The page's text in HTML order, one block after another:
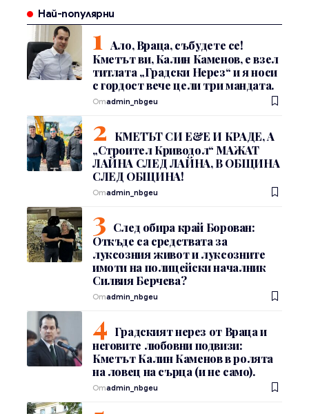
Най-популярни
Ало, Враца, събудете се!
Кметът ви, Калин Каменов, е взел
титлата „Градски Нерез“ и я носи
с гордост вече цели три мандата.
Отadmin_nbgeu
КМЕТЪТ СИ Е&Е И КРАДЕ, А
„Строител Криводол“ МАЖАТ
ЛАЙНА СЛЕД ЛАЙНА, В ОБЩИНА
СЛЕД ОБЩИНА!
Отadmin_nbgeu
След обира край Борован:
Откъде са средствата за
луксозния живот и луксозните
имоти на полицейски началник
Силвия Берчева?
Отadmin_nbgeu
Градският нерез от Враца и
неговите любовни подвизи:
Кметът Калин Каменов в ролята
на ловец на сърца (и не само).
Отadmin_nbgeu